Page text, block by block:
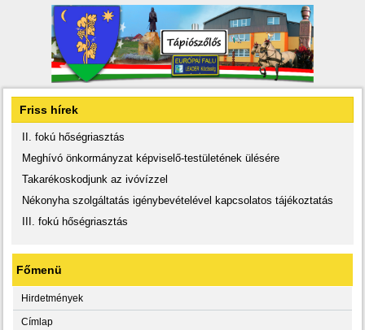
Friss hírek
II. fokú hőségriasztás
Meghívó önkormányzat képviselő-testületének ülésére
Takarékoskodjunk az ivóvízzel
Nékonyha szolgáltatás igénybevételével kapcsolatos tájékoztatás
III. fokú hőségriasztás
Főmenü
Hirdetmények
Címlap